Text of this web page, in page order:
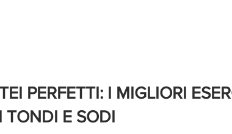
PERFETTI: I MIGLIORI
TONDI E SODI